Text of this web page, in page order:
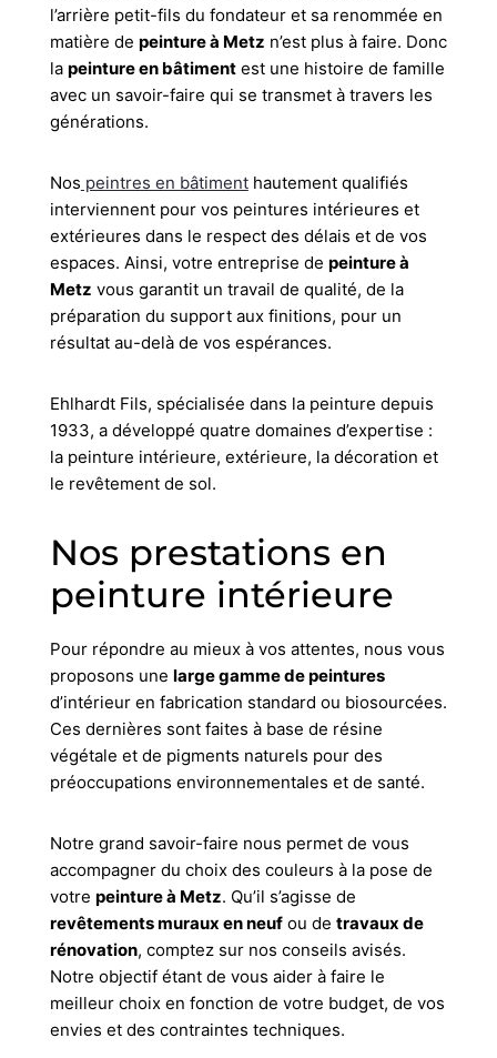
l’arrière petit-fils du fondateur et sa renommée en
matière de peinture à Metz n’est plus à faire. Donc
la peinture en bâtimentest une histoire de famille
avec un savoir-faire qui se transmet à travers les
générations.
Nos peintres en bâtimenthautement qualifiés
interviennent pour vos peintures intérieures et
extérieures dans le respect des délais et de vos
espaces. Ainsi, votre entreprise de peinture à
Metz vous garantit un travail de qualité, de la
préparation du support aux finitions, pour un
résultat au-delà de vos espérances.
Ehlhardt Fils, spécialisée dans la peinture depuis
1933, a développé quatre domaines d’expertise :
la peinture intérieure, extérieure, la décoration et
le revêtement de sol.
Nos prestations en
peinture intérieure
Pour répondre au mieux à vos attentes, nous vous
proposons une large gamme de peintures
d’intérieur en fabrication standard ou biosourcées.
Ces dernières sont faites à base de résine
végétale et de pigments naturels pour des
préoccupations environnementales et de santé.
Notre grand savoir-faire nous permet de vous
accompagner du choix des couleurs à la pose de
votre peinture à Metz. Qu’il s’agisse de
revêtements muraux en neufou de travaux de
rénovation, comptez sur nos conseils avisés.
Notre objectif étant de vous aider à faire le
meilleur choix en fonction de votre budget, de vos
envies et des contraintes techniques.